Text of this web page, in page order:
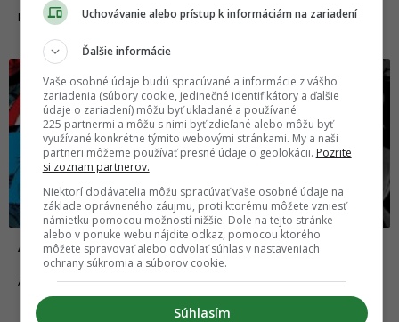
FILMY A SERIÁLY 18.08.2023
Anketa dňa: Máš radšej DC alebo Marvel?
ANKETA 09.04.2023
Uchovávanie alebo prístup k informáciám na zariadení
Ďalšie informácie
Vaše osobné údaje budú spracúvané a informácie z vášho
zariadenia (súbory cookie, jedinečné identifikátory a ďalšie
údaje o zariadení) môžu byť ukladané a používané
225 partnermi a môžu s nimi byť zdieľané alebo môžu byť
využívané konkrétne týmito webovými stránkami. My a naši
partneri môžeme používať presné údaje o geolokácii. Pozrite
si zoznam partnerov.
Niektorí dodávatelia môžu spracúvať vaše osobné údaje na
základe oprávneného záujmu, proti ktorému môžete vzniesť
námietku pomocou možností nižšie. Dole na tejto stránke
alebo v ponuke webu nájdite odkaz, pomocou ktorého
môžete spravovať alebo odvolať súhlas v nastaveniach
ochrany súkromia a súborov cookie.
Súhlasím